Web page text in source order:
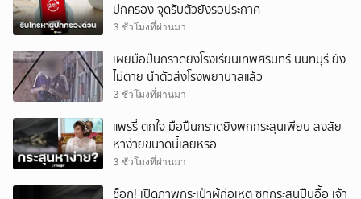
ปกครอง จุดรับตัวยังรอประกาศ
3 ชั่วโมงที่ผ่านมา
เผยมือปืนกราดยิงโรงเรียนเทพศิรินทร์ นนทบุรี ยัง
ไม่ตาย นำตัวส่งโรงพยาบาลแล้ว
3 ชั่วโมงที่ผ่านมา
แพรรี่ ตกใจ มือปืนกราดยิงพกกระสุนเพียบ สงสัย
หาง่ายขนาดนี้เลยหรอ
3 ชั่วโมงที่ผ่านมา
ช็อก! เปิดภาพกระเป๋าผู้ก่อเหตุ ซุกกระสุนปืนอื้อ เจ้า